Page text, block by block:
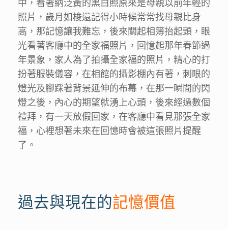
照片，歲月如梭還記得小時候常常找母親比身
高，那記憶讓我難忘，後來關起相簿抬起頭，眼
光看著客廳中的全家福照片，回憶起那年春節過
年景象，家人為了拍攝全家福的照片，精心的打
扮著服裝儀容，在相館的攝影棚內有著，刺眼的
燈光及腳踩著背景延伸的布幕，在那一瞬間的閃
燈之後，內心的期望就湧上心頭，後來經過數個
禮拜，有一天放假回家，在客廳中看見那張全家
福，心裡想著未來在回憶時會被這張照片提醒
了。
過去與現在的記憶價值